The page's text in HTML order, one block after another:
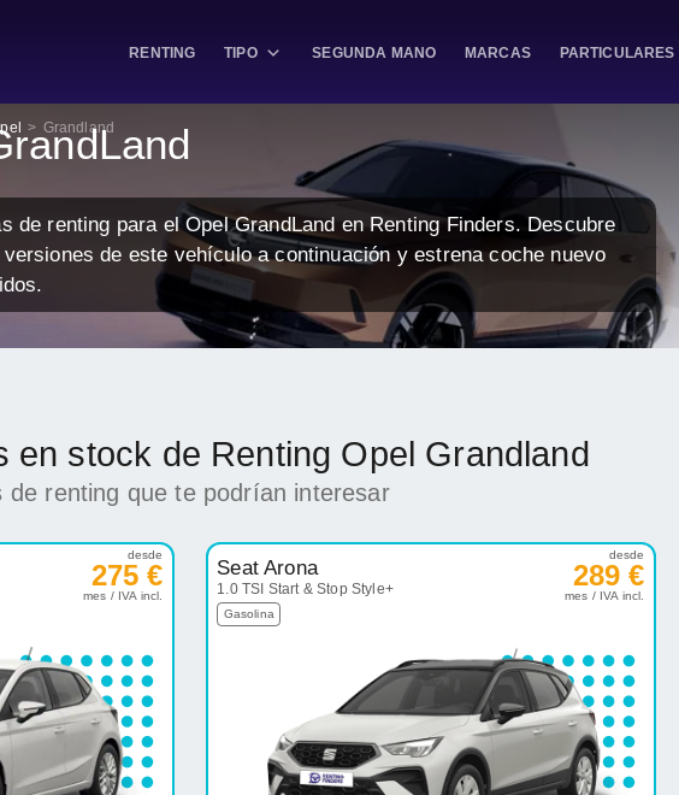
RENTING TIPO SEGUNDA MANO MARCAS PARTICULARES
> Grandland
de renting para el Opel GrandLand en Renting Finders. Descubre
de este vehículo a continuación y estrena coche nuevo
en stock de Renting Opel Grandland
de renting que te podrían interesar
desde
275 €
mes / IVA incl.
Seat Arona
1.0 TSI Start & Stop Style+
Gasolina
desde
289 €
mes / IVA incl.